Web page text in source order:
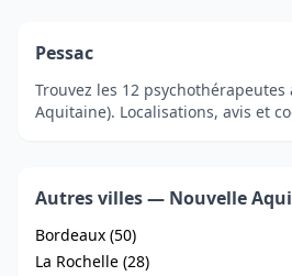
Pessac
Trouvez les 12 psychothérapeutes
Aquitaine). Localisations, avis et
Autres villes — Nouvelle
Bordeaux (50)
La Rochelle (28)